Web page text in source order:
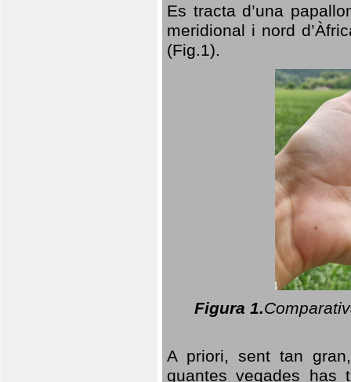
Es tracta d’una
meridional i nord
(Fig.1).
Figura 1.
A priori, sent tan
quantes vegades has